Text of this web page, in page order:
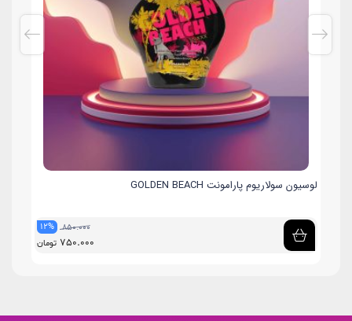
لوسیون سولاریوم پارامونت GOLDEN BEACH
12% 850.000
750.000 تومان